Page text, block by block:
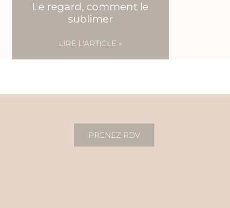
Le regard, comment le
sublimer
LIRE L'ARTICLE »
PRENEZ RDV